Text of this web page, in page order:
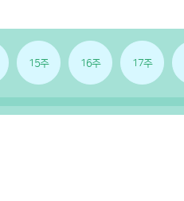
10 166화
15주 16주 17주